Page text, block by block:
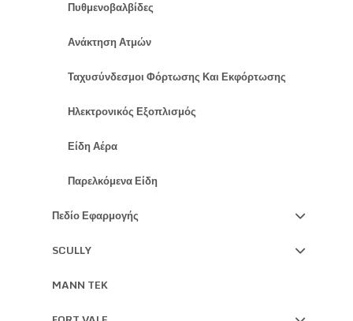
Πυθμενοβαλβίδες
Ανάκτηση Ατμών
Ταχυσύνδεσμοι Φόρτωσης Και Εκφόρτωσης
Ηλεκτρονικός Εξοπλισμός
Είδη Αέρα
Παρελκόμενα Είδη
Πεδίο Εφαρμογής
SCULLY
MANN TEK